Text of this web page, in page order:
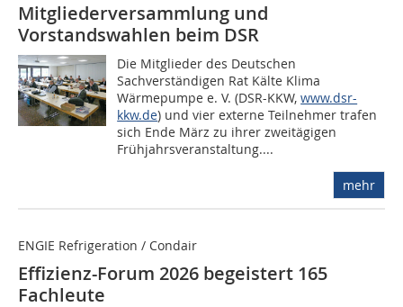
Mitgliederversammlung und
Vorstandswahlen beim DSR
Die Mitglieder des Deutschen
Sachverständigen Rat Kälte Klima
Wärmepumpe e. V. (DSR-KKW,www.dsr-
kkw.de) und vier externe Teilnehmer trafen
sich Ende März zu ihrer zweitägigen
Frühjahrsveranstaltung....
mehr
ENGIE Refrigeration / Condair
Effizienz-Forum 2026 begeistert 165
Fachleute